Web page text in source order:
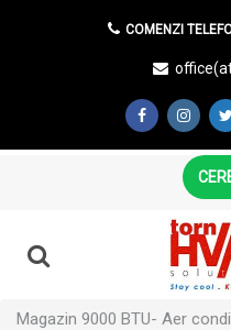
COMENZI
Magazin 9000 BTU- Aer